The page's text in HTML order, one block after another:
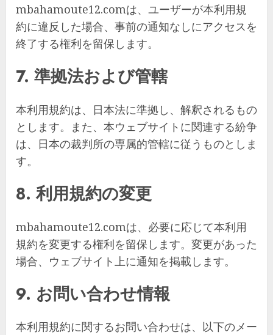
mbahamoute12.comは、ユーザーが本利用規
約に違反した場合、事前の通知なしにアクセスを
終了する権利を留保します。
7. 準拠法および管轄
本利用規約は、日本法に準拠し、解釈されるもの
とします。また、本ウェブサイトに関連する紛争
は、日本の裁判所の専属的管轄に従うものとしま
す。
8. 利用規約の変更
mbahamoute12.comは、必要に応じて本利用
規約を変更する権利を留保します。変更があった
場合、ウェブサイト上に通知を掲載します。
9. お問い合わせ情報
本利用規約に関するお問い合わせは、以下のメー